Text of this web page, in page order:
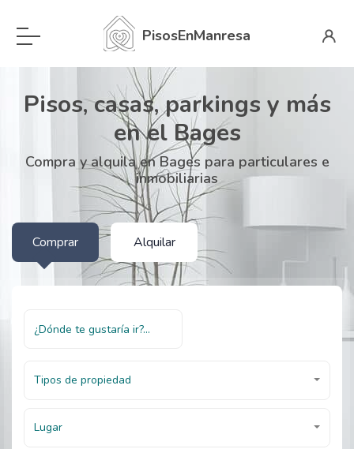
PisosEnManresa
Pisos, casas, parkings y más
en el Bages
Compra y alquila en Bages para particulares e
inmobiliarias
Comprar Alquilar
Tipos de propiedad
Lugar